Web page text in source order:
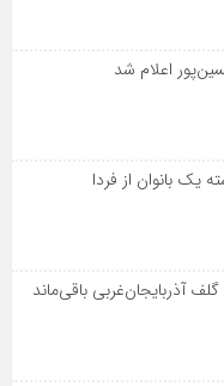
اعلام شد
یک بانوان از فردا
آذربایجان‌غربی باقی‌ماند